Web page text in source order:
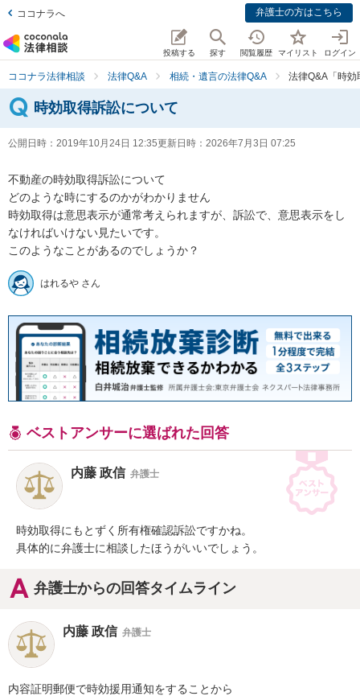
ココナラへ 弁護士の方はこちら
投稿する 探す 閲覧履歴 マイリスト ログイン
ココナラ法律相談 法律Q&A 相続・遺言の法律Q&A 法律Q&A「時
時効取得訴訟について
公開日時： 2019年10月24日 12:35更新日時： 2026年7月3日 07:25
不動産の時効取得訴訟について
どのような時にするのかがわかりません
時効取得は意思表示が通常考えられますが、訴訟で、意思表示をし
なければいけない見たいです。
はれるや さん
ベストアンサーに選ばれた回答
内藤 政信 弁護士
時効取得にもとずく所有権確認訴訟ですかね。
具体的に弁護士に相談したほうがいいでしょう。
弁護士からの回答タイムライン
内藤 政信 弁護士
内容証明郵便で時効援用通知をすることから